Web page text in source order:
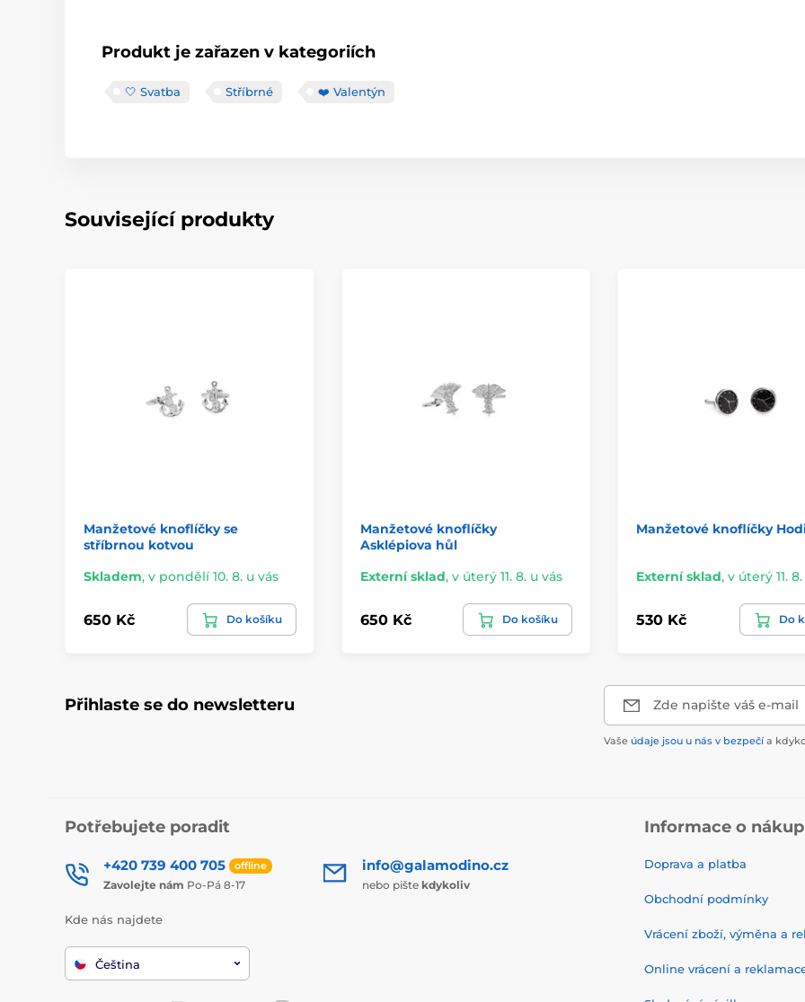
Produkt je zařazen v kategoriích
🤍 Svatba Stříbrné ❤️ Valentýn
Související produkty
Manžetové knoflíčky se
stříbrnou kotvou
Skladem, v pondělí 10. 8. u vás
650 Kč Do košíku
Manžetové knoflíčky
Asklépiova hůl
Externí sklad, v úterý 11. 8. u vás
650 Kč Do košíku
Manžetové knoflíčky
Externí sklad, v úterý 11.
530 Kč Do
Přihlaste se do newsletteru Zde napište váš e-mail
Vaše údaje jsou u nás v bezpečí a
Potřebujete poradit
+420 739 400 705 offline
Zavolejte nám Po-Pá 8-17
info@galamodino.cz
nebo pište kdykoliv
Kde nás najdete
Čeština
Informace o
Doprava a platba
Obchodní podmínky
Vrácení zboží, výměna a
Online vrácení a